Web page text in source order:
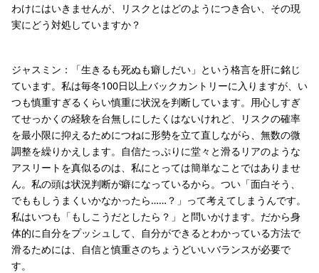
わけにはいきませんが、リスクとはどのようにつき合い、その現
実にどう対処していますか？
ジャスミン：「生きるも死ぬも癖しだい」という格言を肝に銘じ
ています。私は毎冬100日以上バックカントリーに入りますが、い
つも慎重すぎるくらい慎重に状況を判断しています。用心しすぎ
てせっかくの経験を台無しにしたくはないけれど、リスクの確率
を最小限に抑えるためにつねに形勢を立て直しながら、無数の微
調整を繰りかえします。自信たっぷりに堂々と滑るリアのような
アスリートを真似るのは、私にとっては簡単なことではありませ
ん。私の頭は状況判断が癖になっているから。つい「面白そう、
でももしうまくいかなかったら……？」って考えてしまうんです。
私はいつも「もしこうだとしたら？」と問いかけます。だから身
体的に自分をプッシュして、自分ができるとわかっている方法で
滑るためには、自信と慎重さのちょうどいいバランスが必要で
す。